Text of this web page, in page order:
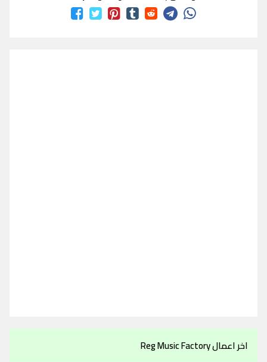
اخر اعمال Reg Music Factory